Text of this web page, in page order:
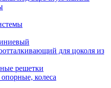
для цоколя из
решетки
колеса